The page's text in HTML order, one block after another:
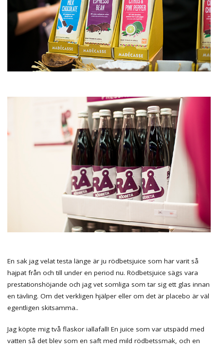
En sak jag velat testa länge är ju rödbetsjuice som har varit så
hajpat från och till under en period nu. Rödbetsjuice sägs vara
prestationshöjande och jag vet somliga som tar sig ett glas innan
en tävling. Om det verkligen hjälper eller om det är placebo är väl
egentligen skitsamma..
Jag köpte mig två flaskor iallafall! En juice som var utspädd med
vatten så det blev som en saft med mild rödbetssmak, och en